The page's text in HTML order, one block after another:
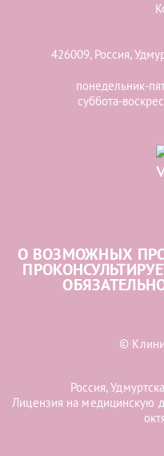
426009, Россия,
понедельник-
суббота-
О ВОЗМОЖНЫХ
©
Россия,
Лицензия на медицинскую